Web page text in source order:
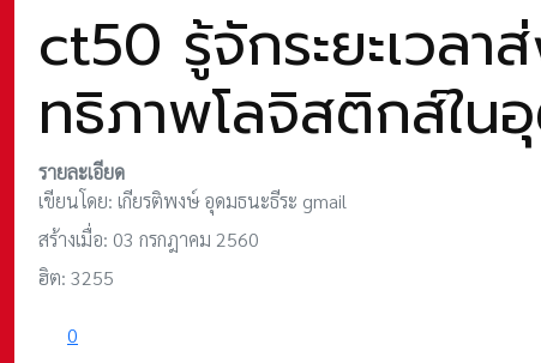
ct50 รู้จักระยะเวล
ทธิภาพโลจิสติกส์ใน
รายละเอียด
เขียนโดย: เกียรติพงษ์ อุดมธนะธีระ gmail
สร้างเมื่อ: 03 กรกฎาคม 2560
ฮิต: 3255
0